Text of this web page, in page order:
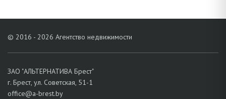
© 2016 - 2026 Агентство недвижимости
ЗАО "АЛЬТЕРНАТИВА Брест"
г. Брест, ул. Советская, 51-1
office@a-brest.by